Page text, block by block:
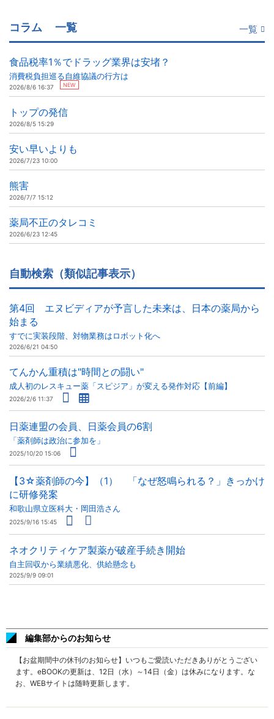
コラム 一覧 一覧
食品税率1％でドラッグ業界は安堵？
消費税負担巡る自維協議の行方は
2026/8/6 16:37 NEW
トップの発信
2026/8/5 15:29
安い早いよりも
2026/7/23 10:00
熊害
2026/7/7 15:12
薬局不正のタレコミ
2026/6/23 12:45
自動検索（類似記事表示）
第4回 エヌビディアが予言した未来は、日本の薬局から
始まる
すでに実装段階、対物業務はロボット化へ
2026/6/21 04:50
てんかん重積は"時間との闘い"
成人初のレスキュー薬「スピジア」が変える発作対応【前編】
2026/2/6 11:37
日薬連盟の会員、日薬会員の6割
「薬剤師は政治に参加を」
2025/10/20 15:06
【3☆薬剤師の今】（1） 「なぜ怒鳴られる？」きっかけ
に研修発案
和歌山県立医科大・岡田浩さん
2025/9/16 15:45
ネオクリティケア製薬が破産手続き開始
自主回収から業績悪化、供給懸念も
2025/9/9 09:01
編集部からのお知らせ
【お盆期間中の休刊のお知らせ】いつもご愛読いただきありがとうござい
ます。eBOOKの更新は、12日（水）～14日（金）は休みになります。な
お、WEBサイトは随時更新します。